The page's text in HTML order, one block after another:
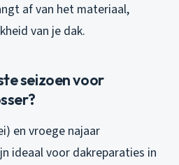
af van het materiaal,
van je dak.
seizoen voor
en vroege najaar
ideaal voor dakreparaties in